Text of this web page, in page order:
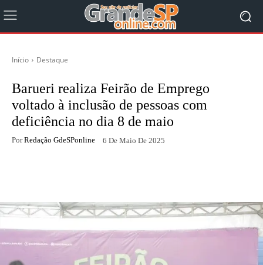
Início Destaque
Barueri realiza Feirão de Emprego
voltado à inclusão de pessoas com
deficiência no dia 8 de maio
Por Redação GdeSPonline 6 De Maio De 2025